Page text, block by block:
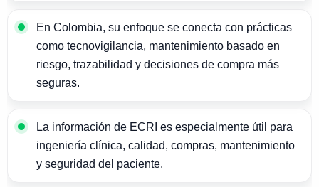
En Colombia, su enfoque se conecta con prácticas
como tecnovigilancia, mantenimiento basado en
riesgo, trazabilidad y decisiones de compra más
seguras.
La información de ECRI es especialmente útil para
ingeniería clínica, calidad, compras, mantenimiento
y seguridad del paciente.